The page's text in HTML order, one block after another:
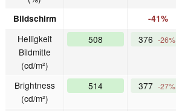
Bildschirm -41%
Helligkeit
Bildmitte
(cd/m²)
508 376 -26%
Brightness
(cd/m²)
514 377 -27%